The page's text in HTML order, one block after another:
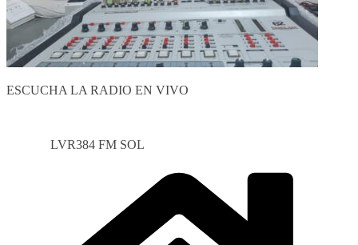
ESCUCHA LA RADIO EN VIVO
LVR384 FM SOL